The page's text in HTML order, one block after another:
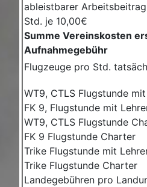
ableistbarer
Std. je 10,00€
Summe Vereinskosten
Aufnahmegebühr
Flugzeuge pro Std.
WT9, CTLS Flugstunde
FK 9, Flugstunde mit
WT9, CTLS Flugstunde
FK 9 Flugstunde Charter
Trike Flugstunde mit
Trike Flugstunde Charter
Landegebühren pro